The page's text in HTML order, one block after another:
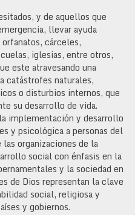
y de aquellos que
llevar ayuda
cárceles,
iglesias, entre otros,
este atravesando una
catástrofes naturales,
o disturbios internos, que
su desarrollo de vida.
implementación y desarrollo
y psicológica a personas del
organizaciones de la
social con énfasis en la
y la sociedad en
de Dios representan la clave
social, religiosa y
y gobiernos.